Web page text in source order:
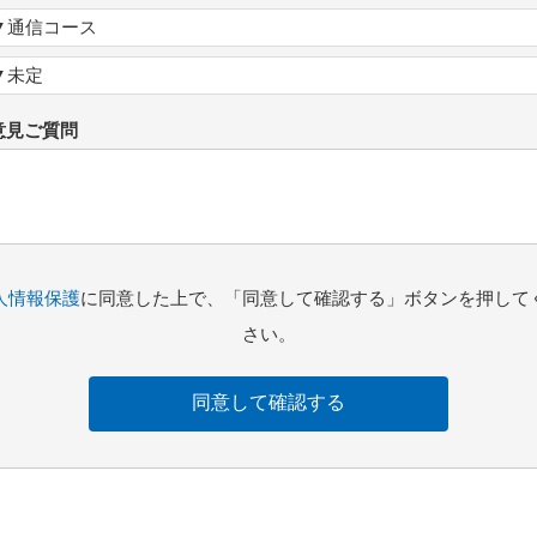
信コース
定
見ご質問
情報保護に同意した上で、「同意して確認する」ボタンを押して
さい。